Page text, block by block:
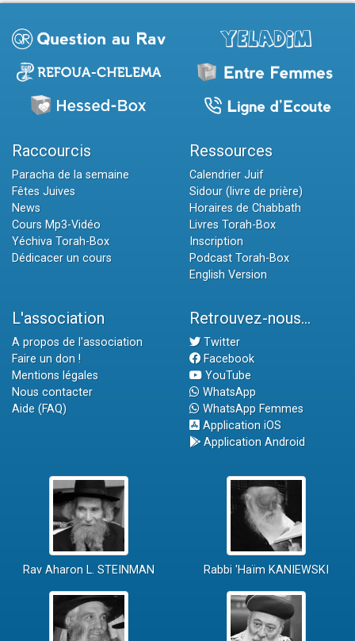
Raccourcis
Paracha de la semaine
Fêtes Juives
News
Cours Mp3-Vidéo
Yéchiva Torah-Box
Dédicacer un cours
Ressources
Calendrier Juif
Sidour (livre de prière)
Horaires de Chabbath
Livres Torah-Box
Inscription
Podcast Torah-Box
English Version
L'association
A propos de l'association
Faire un don !
Mentions légales
Nous contacter
Aide (FAQ)
Retrouvez-nous...
Twitter
Facebook
YouTube
WhatsApp
WhatsApp Femmes
Application iOS
Application Android
Rav Aharon L. STEINMAN Rabbi 'Haïm KANIEWSKI